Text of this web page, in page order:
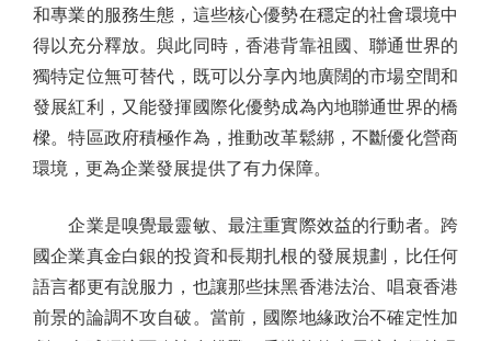
和專業的服務生態，這些核心優勢在穩定的社會環境中
得以充分釋放。與此同時，香港背靠祖國、聯通世界的
獨特定位無可替代，既可以分享內地廣闊的市場空間和
發展紅利，又能發揮國際化優勢成為內地聯通世界的橋
樑。特區政府積極作為，推動改革鬆綁，不斷優化營商
環境，更為企業發展提供了有力保障。
企業是嗅覺最靈敏、最注重實際效益的行動者。跨
國企業真金白銀的投資和長期扎根的發展規劃，比任何
語言都更有說服力，也讓那些抹黑香港法治、唱衰香港
前景的論調不攻自破。當前，國際地緣政治不確定性加